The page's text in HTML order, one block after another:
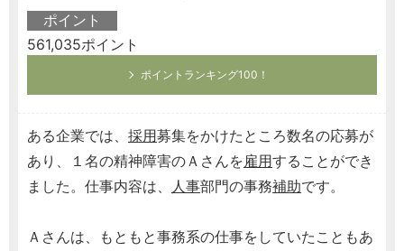
ポイント
561,035ポイント
ポイントランキング100！
ある企業では、 採用募集をかけたところ数名の応募が
あり、１名の精神障害のＡさんを雇用することができ
ました。仕事内容は、 人事部門の事務補助です。
Ａさんは、もともと事務系の仕事をしていたこともあ